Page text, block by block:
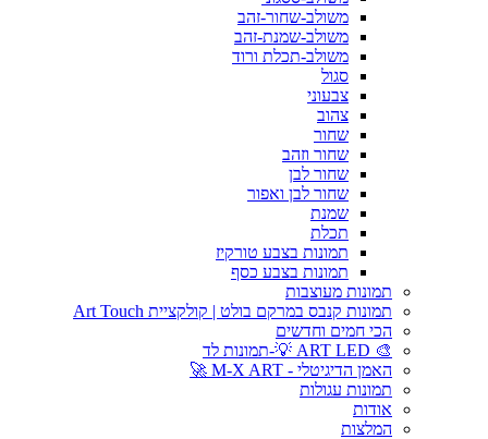
משולב-שחור-זהב
משולב-שמנת-זהב
משולב-תכלת ורוד
סגול
צבעוני
צהוב
שחור
שחור וזהב
שחור לבן
שחור לבן ואפור
שמנת
תכלת
תמונות בצבע טורקיז
תמונות בצבע כסף
תמונות מעוצבות
תמונות קנבס במרקם בולט | קולקציית Art Touch
הכי חמים וחדשים
🎨 ART LED 💡-תמונות לד
האמן הדיגיטלי - M-X ART 🚀
תמונות עגולות
אודות
המלצות